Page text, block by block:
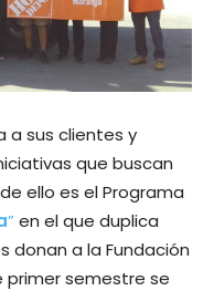
a sus clientes y
que buscan
ello es el Programa
” en el que duplica
donan a la Fundación
primer semestre se